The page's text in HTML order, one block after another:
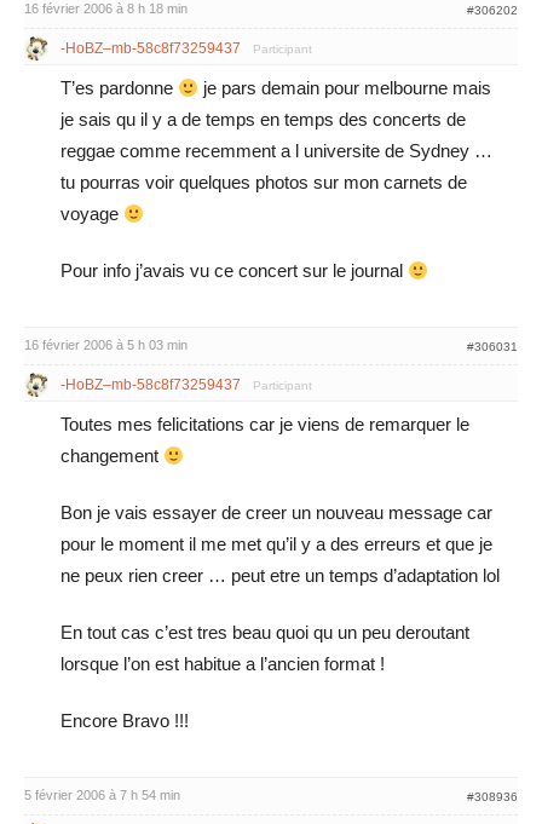
16 février 2006 à 8 h 18 min #306202
-HoBZ–mb-58c8f73259437 Participant
T’es pardonne
je pars demain pour melbourne mais
je sais qu il y a de temps en temps des concerts de
reggae comme recemment a l universite de Sydney …
tu pourras voir quelques photos sur mon carnets de
voyage
Pour info j’avais vu ce concert sur le journal
16 février 2006 à 5 h 03 min #306031
-HoBZ–mb-58c8f73259437 Participant
Toutes mes felicitations car je viens de remarquer le
changement
Bon je vais essayer de creer un nouveau message car
pour le moment il me met qu’il y a des erreurs et que je
ne peux rien creer … peut etre un temps d’adaptation lol
En tout cas c’est tres beau quoi qu un peu deroutant
lorsque l’on est habitue a l’ancien format !
Encore Bravo !!!
5 février 2006 à 7 h 54 min #308936